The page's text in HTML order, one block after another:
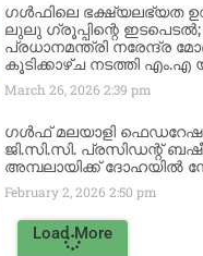
ഗൾഫിലെ ഭക്ഷ്യലഭ്യത
ലുലു ഗ്രൂപ്പിന്റെ ഇടപെടൽ;
പ്രധാനമന്ത്രി നരേന്ദ്ര
കൂടിക്കാഴ്ച നടത്തി
March 26, 20262:39 pm
ഗൾഫ് മലയാളി
ജി.സി.സി. പ്രസിഡന്റ്
അമ്പലായിക്ക് ദോഹയിൽ
February 2, 20262:50 pm
Load More